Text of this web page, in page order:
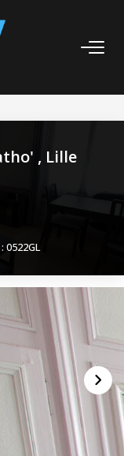
, Lille
0522GL